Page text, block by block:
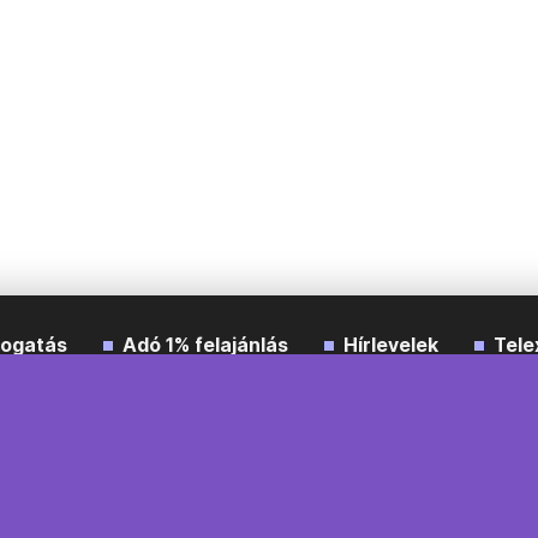
Adó 1% felajánlás Hírlevelek